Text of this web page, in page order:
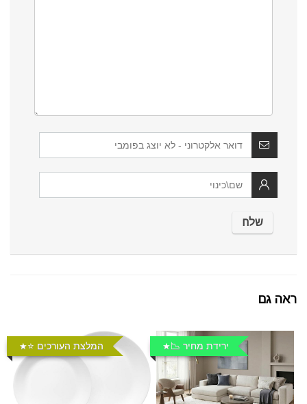
ראה גם
ירידת מחיר 📉 המלצת העורכים ⭐️